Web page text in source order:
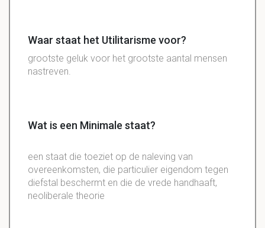
Waar staat het Utilitarisme voor?
grootste geluk voor het grootste aantal mensen
nastreven.
Wat is een Minimale staat?
een staat die toeziet op de naleving van
overeenkomsten, die particulier eigendom tegen
diefstal beschermt en die de vrede handhaaft,
neoliberale theorie